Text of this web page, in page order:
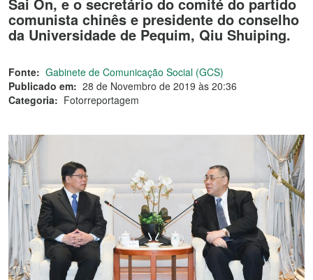
comunista chinês e presidente do conselho
da Universidade de Pequim, Qiu Shuiping.
Fonte: Gabinete de Comunicação Social (GCS)
Publicado em: 28 de Novembro de 2019 às 20:36
Categoria: Fotorreportagem